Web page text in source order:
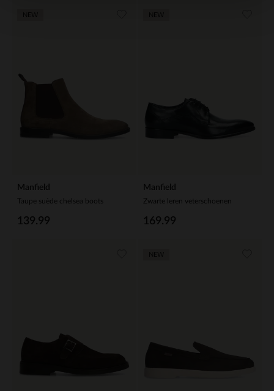
Manfield
Taupe suède chelsea boots
139.99
Manfield
Zwarte leren veterschoenen
169.99